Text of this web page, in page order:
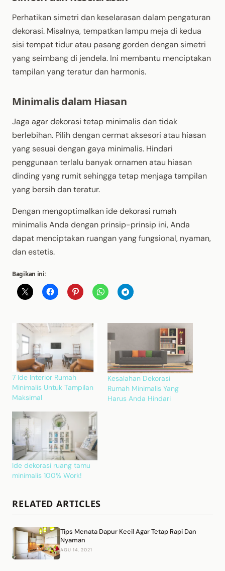
Perhatikan simetri dan keselarasan dalam pengaturan
dekorasi. Misalnya, tempatkan lampu meja di kedua
sisi tempat tidur atau pasang gorden dengan simetri
yang seimbang di jendela. Ini membantu menciptakan
tampilan yang teratur dan harmonis.
Minimalis dalam Hiasan
Jaga agar dekorasi tetap minimalis dan tidak
berlebihan. Pilih dengan cermat aksesori atau hiasan
yang sesuai dengan gaya minimalis. Hindari
penggunaan terlalu banyak ornamen atau hiasan
dinding yang rumit sehingga tetap menjaga tampilan
yang bersih dan teratur.
Dengan mengoptimalkan ide dekorasi rumah
minimalis Anda dengan prinsip-prinsip ini, Anda
dapat menciptakan ruangan yang fungsional, nyaman,
dan estetis.
Bagikan ini:
7 Ide Interior Rumah
Minimalis Untuk Tampilan
Maksimal
Kesalahan Dekorasi
Rumah Minimalis Yang
Harus Anda Hindari
Ide dekorasi ruang tamu
minimalis 100% Work!
RELATED ARTICLES
Tips Menata Dapur Kecil Agar Tetap Rapi Dan
Nyaman
AGU 14, 2021